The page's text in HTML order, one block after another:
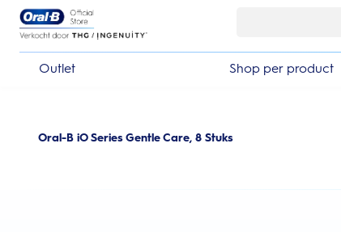
Outlet Shop per product
Oral-B iO Series Gentle Care, 8 Stuks